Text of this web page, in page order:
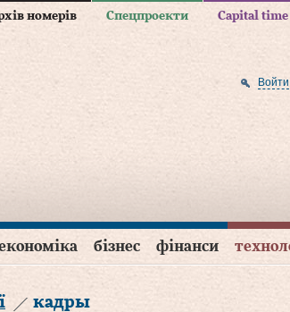
номерів Спецпроекти Capital time
Войти
бізнес фінанси
кадры